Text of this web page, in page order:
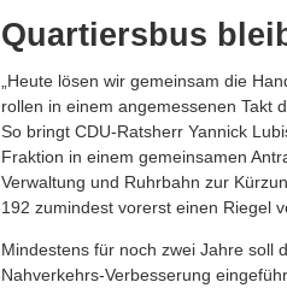
Quartiersbus
„Heute lösen wir gemeinsam die
rollen in einem angemessenen Takt
So bringt CDU-Ratsherr Yannick
Fraktion in einem gemeinsamen
Verwaltung und Ruhrbahn zur
192 zumindest vorerst einen Riegel
Mindestens für noch zwei Jahre soll
Nahverkehrs-Verbesserung